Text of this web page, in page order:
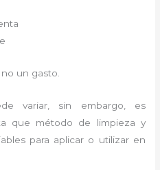
un gasto.
variar, sin embargo, es
que método de limpieza y
para aplicar o utilizar en